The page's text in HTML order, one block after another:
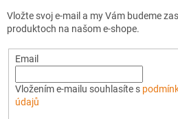
Vložte svoj e-mail a my Vám budeme
produktoch na našom e-shope.
Email
Vložením e-mailu souhlasíte s
údajů